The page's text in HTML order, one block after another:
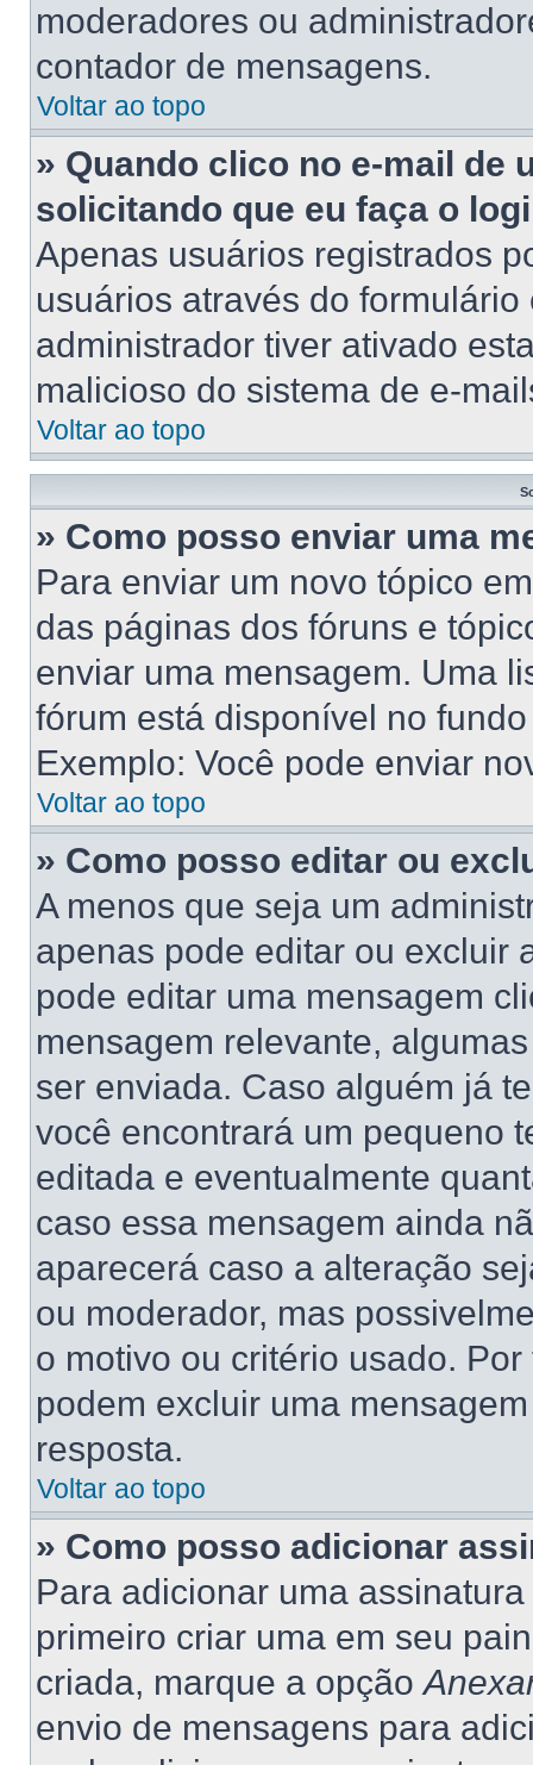
moderadores ou
contador de mensagens.
Voltar ao topo
» Quando clico no e-mail de
solicitando que eu faça o
Apenas usuários registrados
usuários através do
administrador tiver ativado
malicioso do sistema de e-
Voltar ao topo
» Como posso enviar uma
Para enviar um novo tópico
das páginas dos fóruns e
enviar uma mensagem. Uma
fórum está disponível no
Exemplo: Você pode enviar
Voltar ao topo
» Como posso editar ou
A menos que seja um
apenas pode editar ou excluir
pode editar uma mensagem
mensagem relevante,
ser enviada. Caso alguém já
você encontrará um pequeno
editada e eventualmente
caso essa mensagem ainda
aparecerá caso a alteração
ou moderador, mas
o motivo ou critério usado.
podem excluir uma
resposta.
Voltar ao topo
» Como posso adicionar
Para adicionar uma
primeiro criar uma em seu
criada, marque a opção
envio de mensagens para